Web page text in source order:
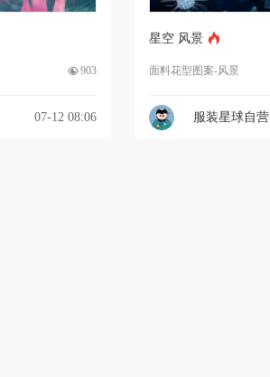
903
07-12 08:06
星空 风景
面料花型图案-风景
服装星球自营